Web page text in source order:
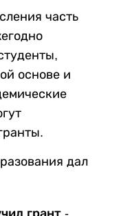
часть
основе и
дал
грант -